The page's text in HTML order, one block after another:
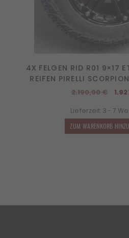
4X FELGEN RID R01 9×17
REIFEN PIRELLI
2.190,00€
Lieferzeit: 3 - 7
ZUM WARENKORB